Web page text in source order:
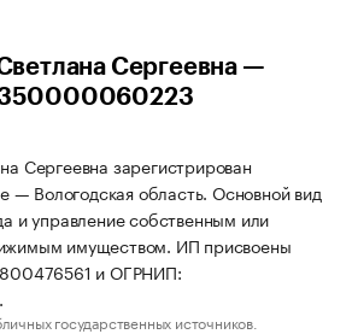
Сергеевна —
Сергеевна зарегистрирован
— Вологодская область. Основной вид
и управление собственным или
имуществом. ИП присвоены
и ОГРНИП:
государственных источников.